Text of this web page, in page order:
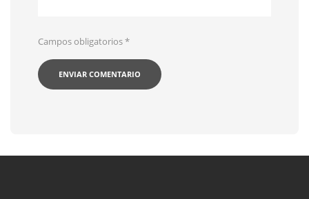
Campos obligatorios*